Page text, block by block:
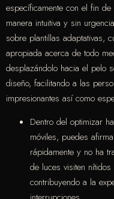
específicamente con el fin
manera intuitiva y sin
sobre plantillas adaptativas,
apropiada acerca de todo
desplazándolo hacia el pelo
diseño, facilitando a las
impresionantes así­ como
Dentro del optimizar
móviles, puedes
rápidamente y no ha
de luces visiten
contribuyendo a la